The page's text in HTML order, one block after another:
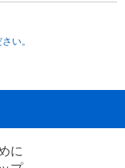
い。
に